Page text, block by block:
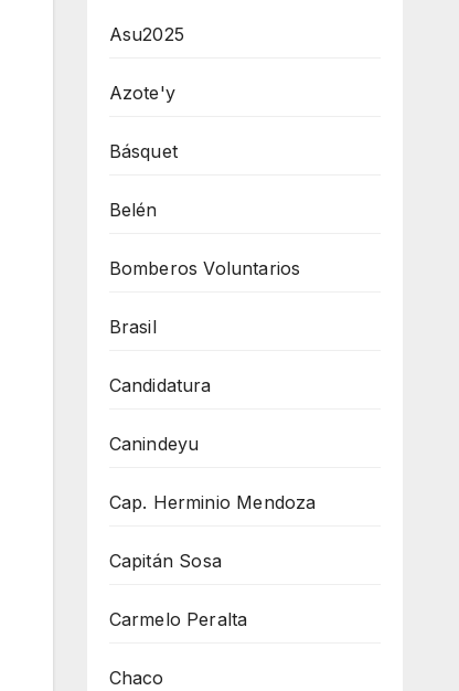
Asu2025
Azote'y
Básquet
Belén
Bomberos Voluntarios
Brasil
Candidatura
Canindeyu
Cap. Herminio Mendoza
Capitán Sosa
Carmelo Peralta
Chaco